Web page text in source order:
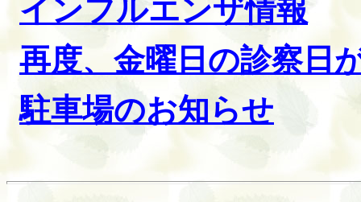
インフルエンザ情報
再度、金曜日の診察日
駐車場のお知らせ